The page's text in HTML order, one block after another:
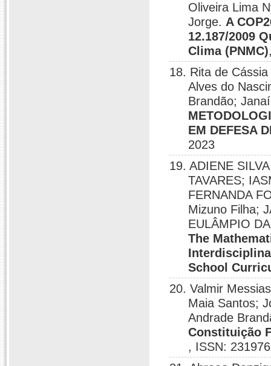
Oliveira Lima
Jorge. A
12.187/2009
Clima (PNMC)
18. Rita de
Alves do
Brandão;
EM DEFESA
2023
19. ADIENE
TAVARES;
FERNANDA
Mizuno Filha;
EULÂMPIO
The
School
20. Valmir
Maia Santos;
Andrade
Constituição
, ISSN: